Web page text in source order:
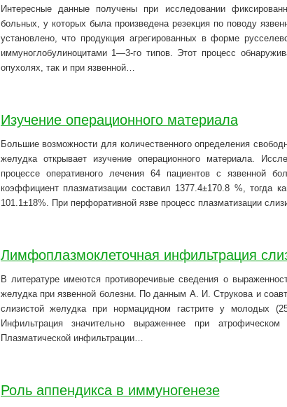
Интересные данные получены при исследовании
больных, у которых была произведена резекция по поводу
установлено, что продукция агрегированных в форме
иммуноглобулиноцитами 1—3-го типов. Этот процесс
опухолях, так и при язвенной…
Изучение операционного материала
Большие возможности для количественного определения
желудка открывает изучение операционного материала.
процессе оперативного лечения 64 пациентов с язвенной
коэффициент плазматизации составил 1377.4±170.8 %, тогда
101.1±18%. При перфоративной язве процесс плазматизации
Лимфоплазмоклеточная инфильтрация
В литературе имеются противоречивые сведения о
желудка при язвенной болезни. По данным А. И. Струкова и
слизистой желудка при нормацидном гастрите у
Инфильтрация значительно выраженнее при
Плазматической инфильтрации…
Роль аппендикса в иммуногенезе